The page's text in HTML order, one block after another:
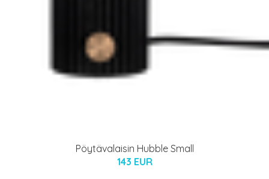
Pöytävalaisin Hubble Small
143 EUR